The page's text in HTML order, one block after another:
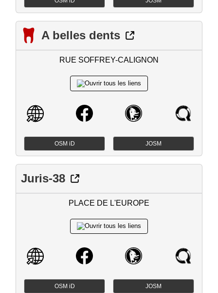
A belles dents
RUE SOFFREY-CALIGNON
OSM iD JOSM
Juris-38
PLACE DE L'EUROPE
OSM iD JOSM